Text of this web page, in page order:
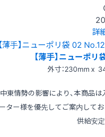
詳
【薄手】ニューポ
外寸：230mm x
東情勢の影響により、本商品
ター様を優先してご案内して
供給安